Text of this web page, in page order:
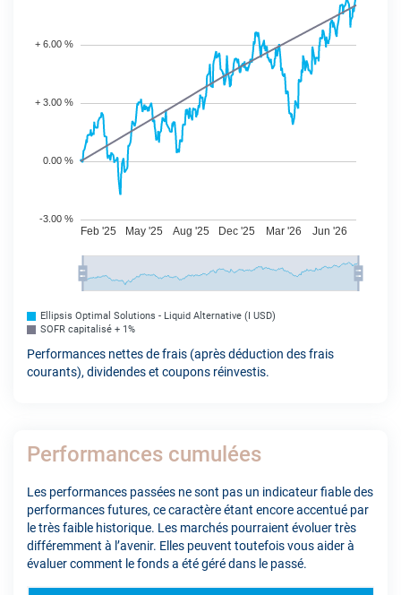
Ellipsis Optimal Solutions - Liquid Alternative (I USD)
SOFR capitalisé + 1%
Performances nettes de frais (après déduction des frais
courants), dividendes et coupons réinvestis.
Performances cumulées
Les performances passées ne sont pas un indicateur fiable des
performances futures, ce caractère étant encore accentué par
le très faible historique. Les marchés pourraient évoluer très
différemment à l’avenir. Elles peuvent toutefois vous aider à
évaluer comment le fonds a été géré dans le passé.